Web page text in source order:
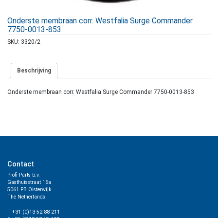
Onderste membraan corr. Westfalia Surge Commander
7750-0013-853
SKU: 3320/2
Beschrijving
Onderste membraan corr. Westfalia Surge Commander 7750-0013-853
Contact
Profi-Parts b.v.
Gasthuisstraat 16a
5061 PB Oisterwijk
The Netherlands
T +31 (0)13 52 88 211